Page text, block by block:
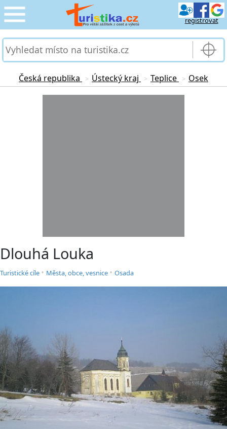
registrovat
CESTOVÁNÍ
SLUŽBY & DOPRAVA
PRO TURISTY
Česká republika > Ústecký kraj > Teplice > Osek
Dlouhá Louka
Turistické cíle • Města, obce, vesnice • Osada